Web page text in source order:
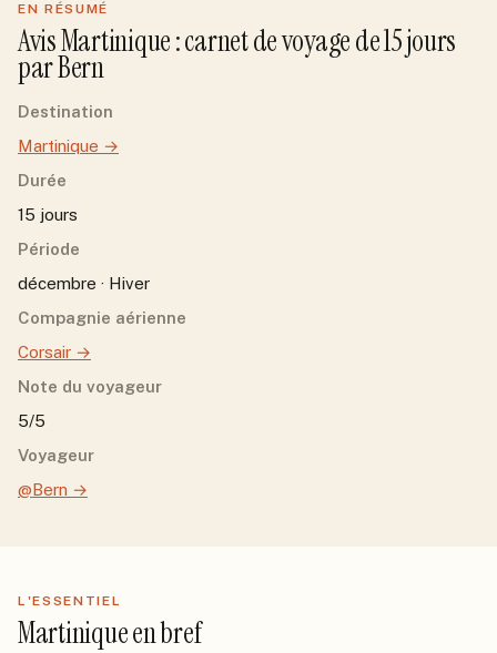
EN RÉSUMÉ
AvisMartinique: carnet de voyage de15jours
parBern
Destination
Martinique →
Durée
15 jours
Période
décembre · Hiver
Compagnie aérienne
Corsair →
Note du voyageur
5/5
Voyageur
@Bern →
L'ESSENTIEL
Martiniqueen bref